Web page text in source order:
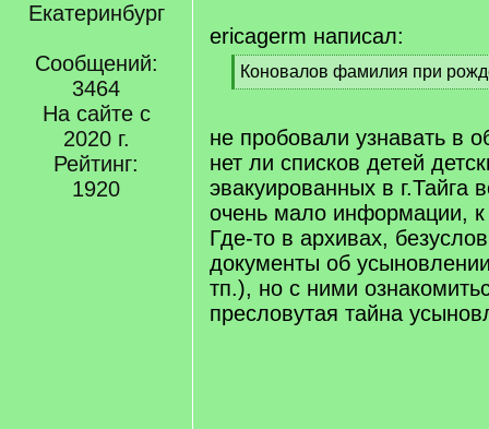
Екатеринбург
Сообщений:
3464
На сайте с
2020 г.
Рейтинг:
1920
ericagerm написал:
[
q
Коновалов фамилия при
[
q
]
не пробовали узнавать в
нет ли списков детей
эвакуированных в г.Тайга
очень мало информации,
Где-то в архивах,
документы об
тп.), но с ними
пресловутая тайна